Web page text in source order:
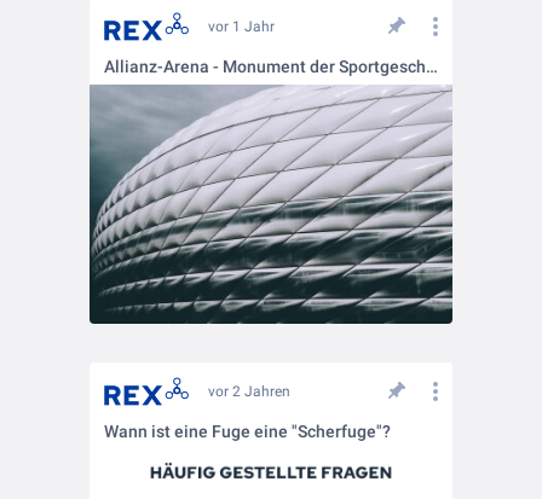
vor 1 Jahr
Allianz-Arena - Monument der Sportgeschichte
vor 2 Jahren
Wann ist eine Fuge eine "Scherfuge"?